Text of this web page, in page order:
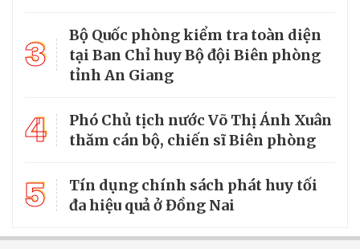
3
Bộ Quốc phòng kiểm tra toàn diện
tại Ban Chỉ huy Bộ đội Biên phòng
tỉnh An Giang
4
Phó Chủ tịch nước Võ Thị Ánh Xuân
thăm cán bộ, chiến sĩ Biên phòng
5
Tín dụng chính sách phát huy tối
đa hiệu quả ở Đồng Nai